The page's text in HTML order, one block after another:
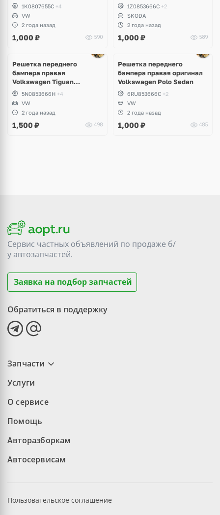
1K0807655C +4
VW
2 года назад
1,000 ₽ 590
Octavia A5
1Z0853666C +2
SKODA
2 года назад
1,000 ₽ 589
Решетка переднего
бампера правая
Volkswagen Tiguan
дорестайлинг
5N0853666H +4
VW
2 года назад
1,500 ₽ 498
Решетка переднего
бампера правая оригинал
Volkswagen Polo Sedan
6RU853666C +2
VW
2 года назад
1,000 ₽ 485
Сервис частных объявлений по продаже б/
уавтозапчастей.
Заявка на подбор запчастей
Обратиться в поддержку
Запчасти
Услуги
О сервисе
Помощь
Авторазборкам
Автосервисам
Пользовательское соглашение